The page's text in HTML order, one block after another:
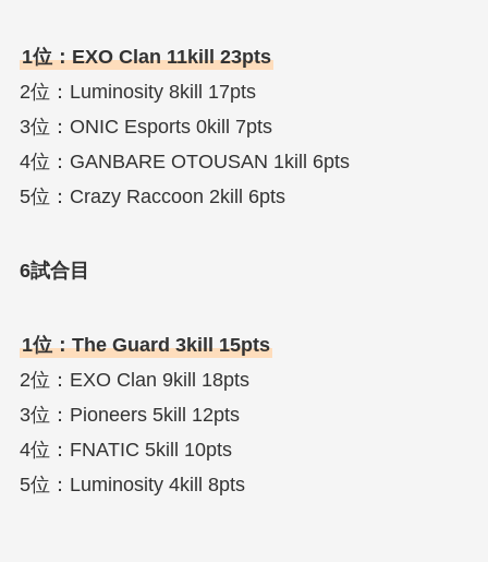
1位：EXO Clan 11kill 23pts
2位：Luminosity 8kill 17pts
3位：ONIC Esports 0kill 7pts
4位：GANBARE OTOUSAN 1kill 6pts
5位：Crazy Raccoon 2kill 6pts
6試合目
1位：The Guard 3kill 15pts
2位：EXO Clan 9kill 18pts
3位：Pioneers 5kill 12pts
4位：FNATIC 5kill 10pts
5位：Luminosity 4kill 8pts